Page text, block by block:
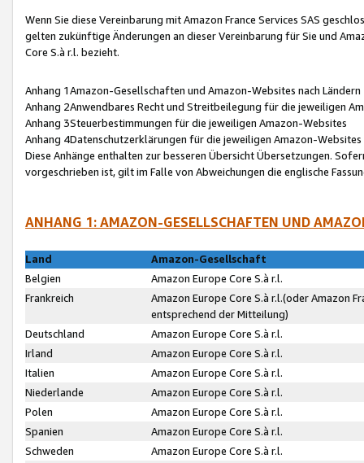
Wenn Sie diese Vereinbarung mit Amazon France Services SAS
gelten zukünftige Änderungen an dieser Vereinbarung für Sie und
Core S.à r.l. bezieht.
Anhang 1Amazon-Gesellschaften und Amazon-Websites nach Ländern
Anhang 2Anwendbares Recht und Streitbeilegung für die jeweiligen
Anhang 3Steuerbestimmungen für die jeweiligen Amazon-Websites
Anhang 4Datenschutzerklärungen für die jeweiligen Amazon-Websites
Diese Anhänge enthalten zur besseren Übersicht Übersetzungen.
vorgeschrieben ist, gilt im Falle von Abweichungen die englische
ANHANG 1: AMAZON-GESELLSCHAFTEN UND
Land
Amazon-Gesellschaft
Belgien
Amazon Europe Core S.à r.l.
Frankreich
Amazon Europe Core S.à r.l.(oder Amazon
entsprechend der Mitteilung)
Deutschland
Amazon Europe Core S.à r.l.
Irland
Amazon Europe Core S.à r.l.
Italien
Amazon Europe Core S.à r.l.
Niederlande
Amazon Europe Core S.à r.l.
Polen
Amazon Europe Core S.à r.l.
Spanien
Amazon Europe Core S.à r.l.
Schweden
Amazon Europe Core S.à r.l.